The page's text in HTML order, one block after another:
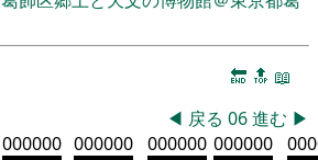
🔚 🔝 📖
◀ 戻る 06進む ▶
000000 000000 000000 000000